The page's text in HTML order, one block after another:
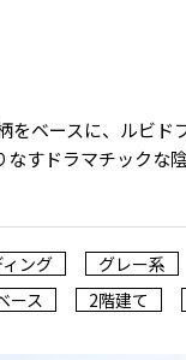
ベースに、ルビ
すドラマチック
ング グレー系
ース 2階建て